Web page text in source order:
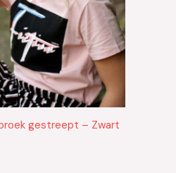
gestreept – Zwart